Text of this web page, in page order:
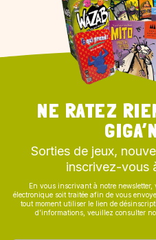
NE RATEZ
Sorties de jeux,
inscrivez-vous
En vous inscrivant à notre newsletter,
électronique soit traitée afin de vous
tout moment utiliser le lien de
d’informations, veuillez consulter